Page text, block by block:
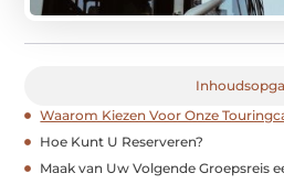
Waarom Kiezen Voor Onze
Hoe Kunt U Reserveren?
Maak van Uw Volgende Groepsreis